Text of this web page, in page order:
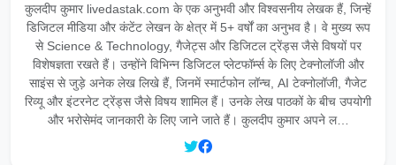
कुलदीप कुमार livedastak.com के एक अनुभवी और विश्वसनीय लेखक हैं, जिन्हें
डिजिटल मीडिया और कंटेंट लेखन के क्षेत्र में 5+ वर्षों का अनुभव है। वे मुख्य रूप
से Science & Technology, गैजेट्स और डिजिटल ट्रेंड्स जैसे विषयों पर
विशेषज्ञता रखते हैं। उन्होंने विभिन्न डिजिटल प्लेटफॉर्म्स के लिए टेक्नोलॉजी और
साइंस से जुड़े अनेक लेख लिखे हैं, जिनमें स्मार्टफोन लॉन्च, AI टेक्नोलॉजी, गैजेट
रिव्यू और इंटरनेट ट्रेंड्स जैसे विषय शामिल हैं। उनके लेख पाठकों के बीच उपयोगी
और भरोसेमंद जानकारी के लिए जाने जाते हैं। कुलदीप कुमार अपने ल…